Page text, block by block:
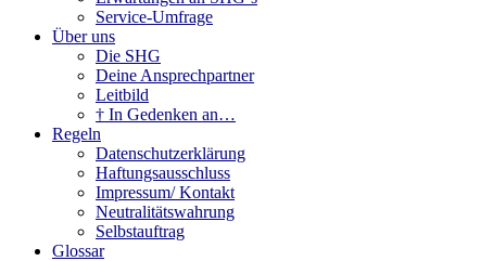
Service-Umfrage
Über uns
Die SHG
Deine Ansprechpartner
Leitbild
† In Gedenken an…
Regeln
Datenschutzerklärung
Haftungsausschluss
Impressum/ Kontakt
Neutralitätswahrung
Selbstauftrag
Glossar